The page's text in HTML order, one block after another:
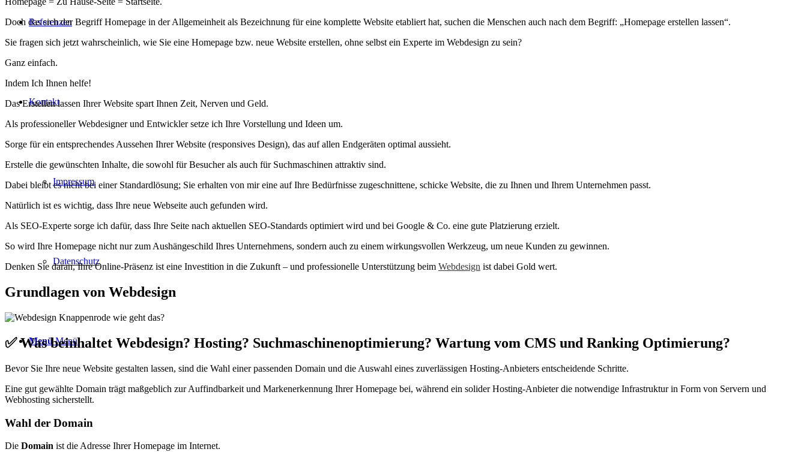
Referenzen
Kontakt
Impressum
Datenschutz
Menü Menü
Doch das sich der Begriff Homepage in der Allgemeinheit als Bezeichnung für eine komplette Website etabliert hat, suchen die Menschen auch nach dem Begriff: „Homepage erstellen lassen“.
Sie fragen sich jetzt wahrscheinlich, wie Sie eine Homepage bzw. neue Website erstellen, ohne selbst ein Experte im Webdesign zu sein?
Ganz einfach.
Indem Ich Ihnen helfe!
Das Erstellen lassen Ihrer Website spart Ihnen Zeit, Nerven und Geld.
Als professioneller Webdesigner und Entwickler setze ich Ihre Vorstellung und Ideen um.
Sorge für ein entsprechendes Aussehen Ihrer Website (responsives Design), das auf allen Endgeräten optimal aussieht.
Erstelle die gewünschten Inhalte, die sowohl für Besucher als auch für Suchmaschinen attraktiv sind.
Dabei bleibt es nicht bei einer Standardlösung; Sie erhalten von mir eine auf Ihre Bedürfnisse zugeschnittene, schicke Website, die zu Ihnen und Ihrem Unternehmen passt.
Natürlich ist es wichtig, dass Ihre neue Webseite auch gefunden wird.
Als SEO-Experte sorge ich dafür, dass Ihre Seite nach aktuellen SEO-Standards optimiert wird und bei Google & Co. eine gute Platzierung erzielt.
So wird Ihre Homepage nicht nur zum Aushängeschild Ihres Unternehmens, sondern auch zu einem wirkungsvollen Werkzeug, um neue Kunden zu gewinnen.
Denken Sie daran, Ihre Online-Präsenz ist eine Investition in die Zukunft – und professionelle Unterstützung beim Webdesign ist dabei Gold wert.
Grundlagen von Webdesign
✅ Was beinhaltet Webdesign? Hosting? Suchmaschinenoptimierung? Wartung vom CMS und Ranking Optimierung?
Bevor Sie Ihre neue Website gestalten lassen, sind die Wahl einer passenden Domain und die Auswahl eines zuverlässigen Hosting-Anbieters entscheidende Schritte.
Eine gut gewählte Domain trägt maßgeblich zur Auffindbarkeit und Markenerkennung Ihrer Homepage bei, während ein solider Hosting-Anbieter die notwendige Infrastruktur in Form von Servern und
Webhosting sicherstellt.
Wahl der Domain
Die Domain ist die Adresse Ihrer Homepage im Internet.